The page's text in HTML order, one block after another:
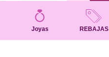
Joyas REBAJAS